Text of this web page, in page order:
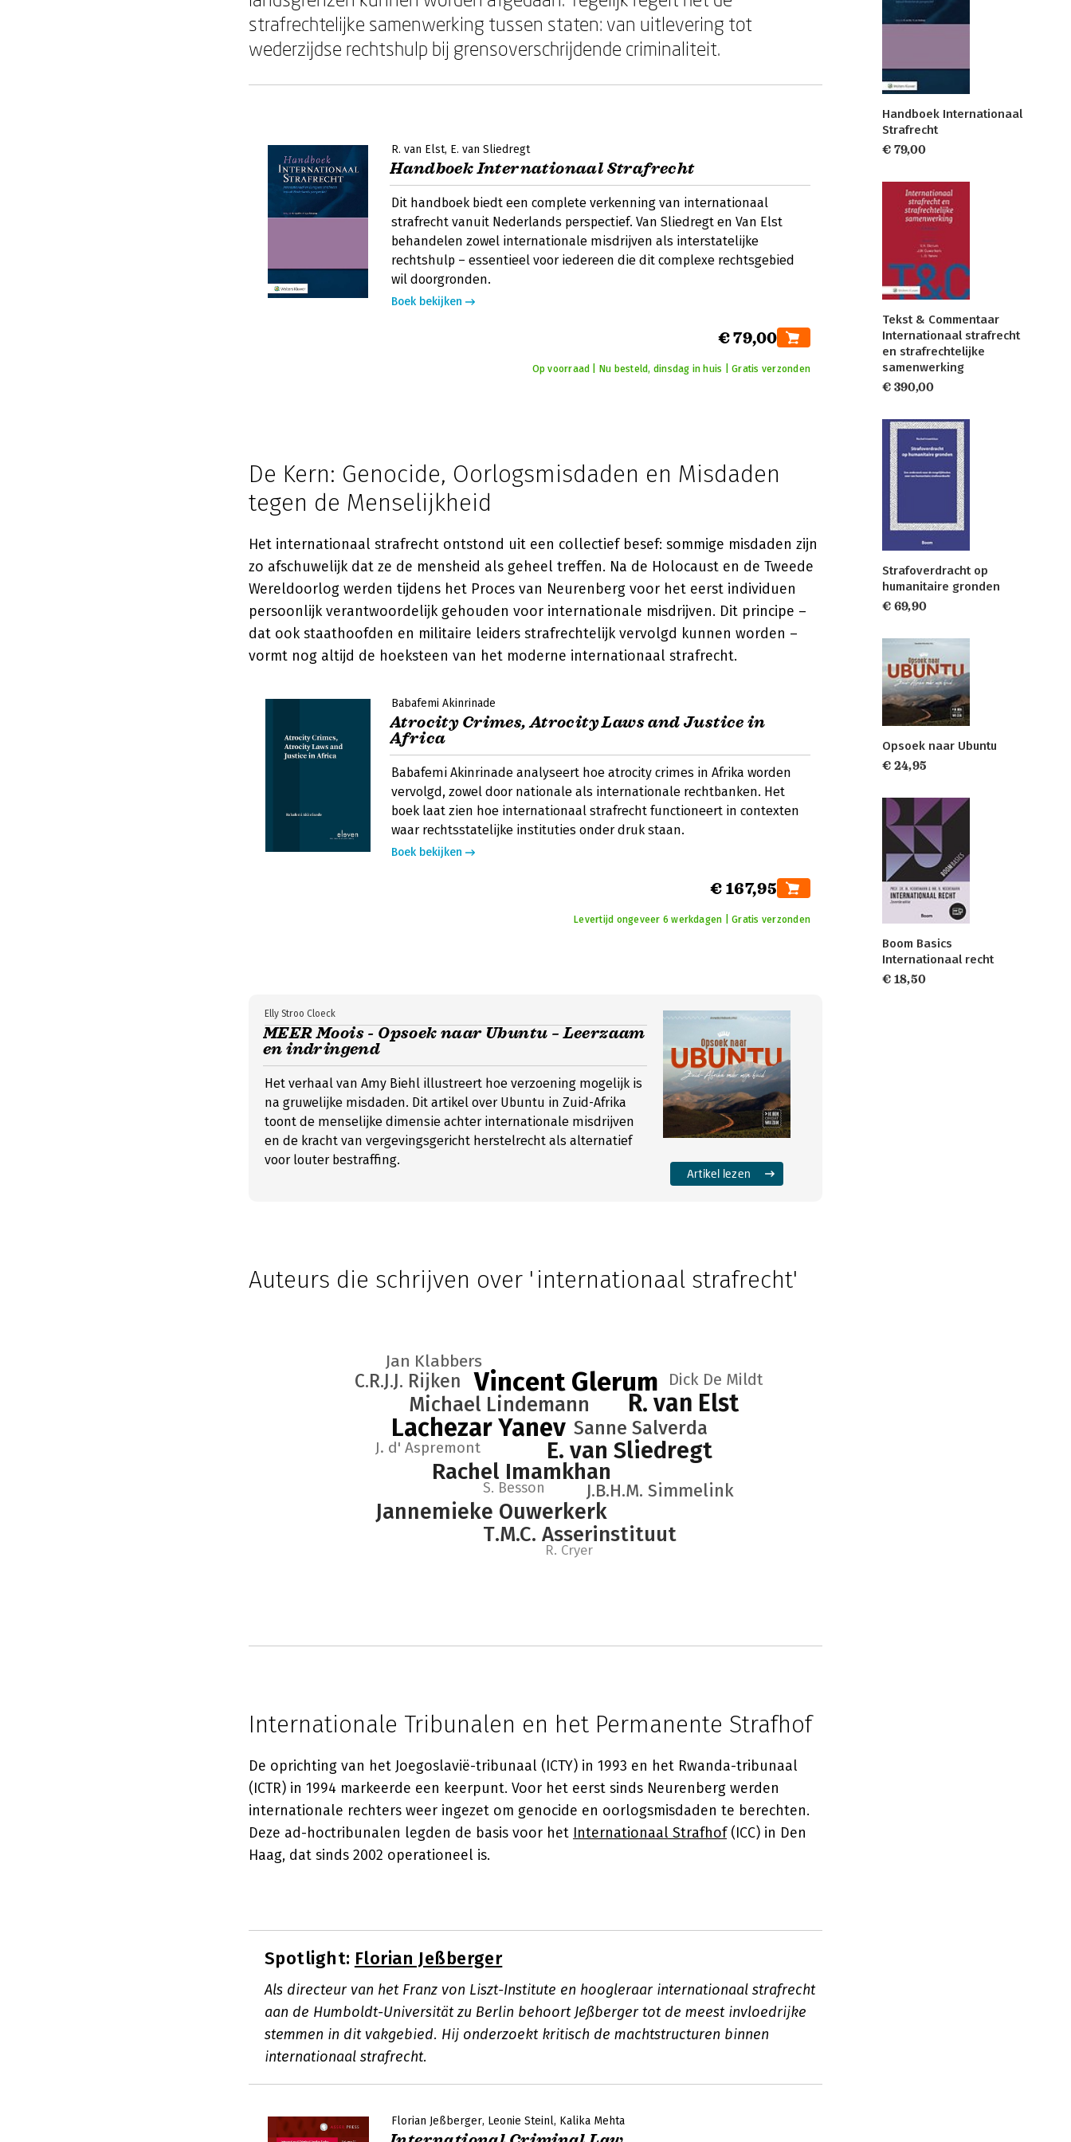
strafrechtelijke samenwerking tussen staten: van uitlevering tot
wederzijdse rechtshulp bij grensoverschrijdende criminaliteit.
R. van Elst E. van Sliedregt
Handboek Internationaal Strafrecht
Dit handboek biedt een complete verkenning van internationaal
strafrecht vanuit Nederlands perspectief. Van Sliedregt en Van Elst
behandelen zowel internationale misdrijven als interstatelijke
rechtshulp – essentieel voor iedereen die dit complexe rechtsgebied
wil doorgronden.
Boek bekijken
€ 79,00
Op voorraad | Nu besteld, dinsdag in huis | Gratis verzonden
De Kern: Genocide, Oorlogsmisdaden en Misdaden
tegen de Menselijkheid
Het internationaal strafrecht ontstond uit een collectief besef: sommige misdaden zijn
zo afschuwelijk dat ze de mensheid als geheel treffen. Na de Holocaust en de Tweede
Wereldoorlog werden tijdens het Proces van Neurenberg voor het eerst individuen
persoonlijk verantwoordelijk gehouden voor internationale misdrijven. Dit principe –
dat ook staathoofden en militaire leiders strafrechtelijk vervolgd kunnen worden –
vormt nog altijd de hoeksteen van het moderne internationaal strafrecht.
Babafemi Akinrinade
Atrocity Crimes, Atrocity Laws and Justice in
Africa
Babafemi Akinrinade analyseert hoe atrocity crimes in Afrika worden
vervolgd, zowel door nationale als internationale rechtbanken. Het
boek laat zien hoe internationaal strafrecht functioneert in contexten
waar rechtsstatelijke instituties onder druk staan.
Boek bekijken
€ 167,95
Levertijd ongeveer 6 werkdagen | Gratis verzonden
MEER Moois - Opsoek naar Ubuntu – Leerzaam
en indringend
Elly Stroo Cloeck
Het verhaal van Amy Biehl illustreert hoe verzoening mogelijk is
na gruwelijke misdaden. Dit artikel over Ubuntu in Zuid-Afrika
toont de menselijke dimensie achter internationale misdrijven
en de kracht van vergevingsgericht herstelrecht als alternatief
voor louter bestraffing.
Artikel lezen
Auteurs die schrijven over 'internationaal strafrecht'
Vincent Glerum
Lachezar Yanev
R. van Elst
E. van Sliedregt
Rachel Imamkhan
Jannemieke Ouwerkerk
T.M.C. Asserinstituut
Michael Lindemann
Sanne Salverda
C.R.J.J. Rijken
J.B.H.M. Simmelink
Jan Klabbers
Dick De Mildt
J. d' Aspremont
S. Besson
R. Cryer
Internationale Tribunalen en het Permanente Strafhof
De oprichting van het Joegoslavië-tribunaal (ICTY) in 1993 en het Rwanda-tribunaal
(ICTR) in 1994 markeerde een keerpunt. Voor het eerst sinds Neurenberg werden
internationale rechters weer ingezet om genocide en oorlogsmisdaden te berechten.
Deze ad-hoctribunalen legden de basis voor het Internationaal Strafhof(ICC) in Den
Haag, dat sinds 2002 operationeel is.
Spotlight: Florian Jeßberger
Als directeur van het Franz von Liszt-Institute en hoogleraar internationaal strafrecht
aan de Humboldt-Universität zu Berlin behoort Jeßberger tot de meest invloedrijke
stemmen in dit vakgebied. Hij onderzoekt kritisch de machtstructuren binnen
internationaal strafrecht.
Florian Jeßberger Leonie Steinl Kalika Mehta
Handboek Internationaal
Strafrecht
€ 79,00
Tekst & Commentaar
Internationaal strafrecht
en strafrechtelijke
samenwerking
€ 390,00
Strafoverdracht op
humanitaire gronden
€ 69,90
Opsoek naar Ubuntu
€ 24,95
Boom Basics
Internationaal recht
€ 18,50